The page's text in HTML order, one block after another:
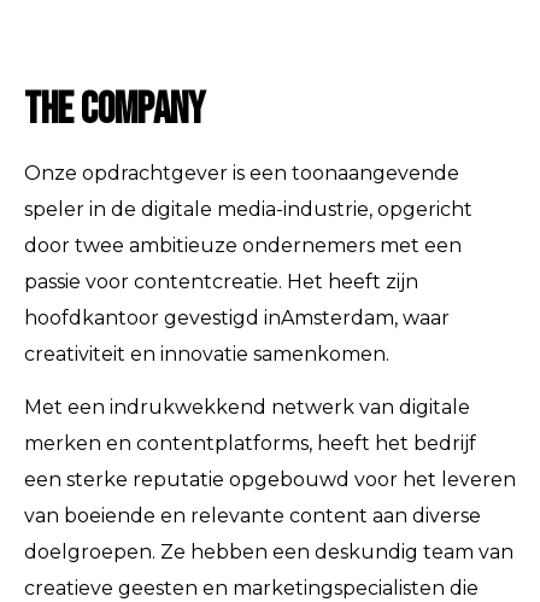
The Company
Onze opdrachtgever is een toonaangevende
speler in de digitale media-industrie, opgericht
door twee ambitieuze ondernemers met een
passie voor contentcreatie. Het heeft zijn
hoofdkantoor gevestigd inAmsterdam, waar
creativiteit en innovatie samenkomen.
Met een indrukwekkend netwerk van digitale
merken en contentplatforms, heeft het bedrijf
een sterke reputatie opgebouwd voor het leveren
van boeiende en relevante content aan diverse
doelgroepen. Ze hebben een deskundig team van
creatieve geesten en marketingspecialisten die